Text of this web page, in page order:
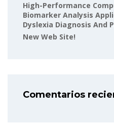
High-Performance
Biomarker Analysis
Dyslexia Diagnosis And
New Web Site!
Comentarios